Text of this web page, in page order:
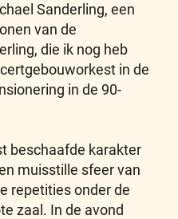
Sanderling, een
van de
die ik nog heb
in de
in de 90-
beschaafde karakter
muisstille sfeer van
repetities onder de
zaal. In de avond